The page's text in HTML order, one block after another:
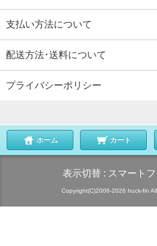
支払い方法について
配送方法･送料について
プライバシーポリシー
ホーム カート
表示切替 : スマート
Copyright(C)2006-2026 huck-fin